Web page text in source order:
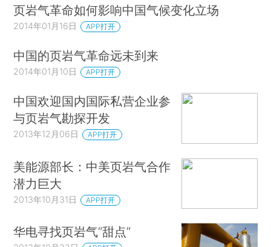
页岩气革命如何影响中国气候变化立场
2014年01月16日 APP打开
中国的页岩气革命远未到来
2014年01月10日 APP打开
中国欢迎国内国际私营企业参
与页岩气勘探开发
2013年12月06日 APP打开
美能源部长：中美页岩气合作
潜力巨大
2013年10月31日 APP打开
华电寻找页岩气“甜点”